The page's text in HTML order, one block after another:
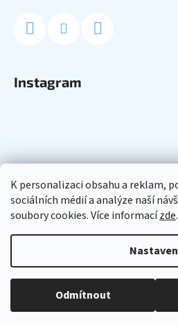
K personalizaci obsahu a reklam,
sociálních médií a analýze naší
soubory cookies. Více informacízde.
Odmítnout
Instagram
Vytvořil
Copyright 2026NERDYS.CZ
.
Upravit